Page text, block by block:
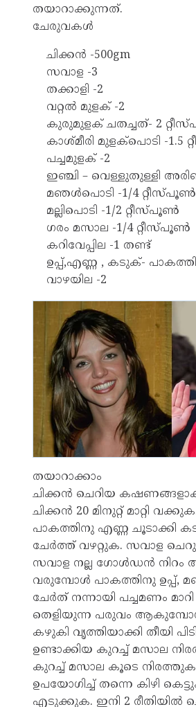
തയാറാക്കുന്നത്.
ചേരുവകള്‍
ചിക്കൻ -500gm
സവാള -3
തക്കാളി -2
വറ്റൽ മുളക് -2
കുരുമുളക് ചതച്ചത്- 2
കാശ്മീരി മുളക്പൊടി -1.5
പച്ചമുളക് -2
ഇഞ്ചി – വെള്ളുതുള്ളി
മഞൾപൊടി -1/4 റ്റീസ്പൂൺ
മല്ലിപൊടി -1/2 റ്റീസ്പൂൺ
ഗരം മസാല -1/4 റ്റീസ്പൂൺ
കറിവേപ്പില -1 തണ്ട്
ഉപ്പ്,എണ്ണ , കടുക്-
വാഴയില -2
തയാറാക്കാം
ചിക്കൻ ചെറിയ
ചിക്കൻ 20 മിനുറ്റ് മാറ്റി
പാകത്തിനു എണ്ണ ചൂടാക്കി
ചേർത്ത് വഴറ്റുക. സവാള
സവാള നല്ല ഗോൾഡൻ നിറം
വരുമ്പോൾ പാകത്തിനു ഉപ്പ്,
ചേർത് നന്നായി പച്ചമണം
തെളിയുന്ന പരുവം
കഴുകി വൃത്തിയാക്കി തീയി
ഉണ്ടാക്കിയ കുറച്ച് മസാല
കുറച്ച് മസാല കൂടെ
ഉപയോഗിച്ച് തന്നെ കിഴി
എടുക്കുക. ഇനി 2 രീതിയിൽ